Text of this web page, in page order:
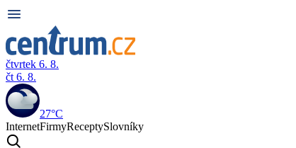
čtvrtek 6. 8.
čt 6. 8.
27°C
InternetFirmyReceptySlovníky